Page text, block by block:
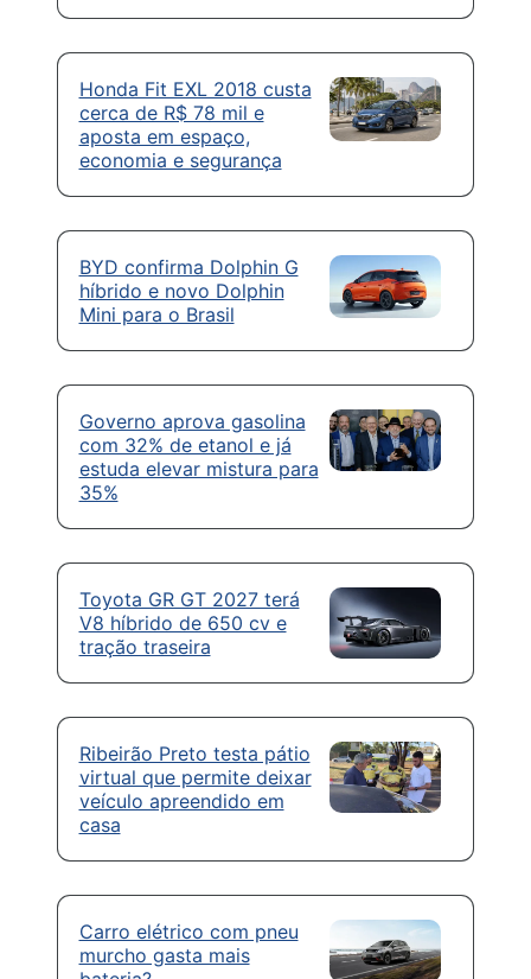
Honda Fit EXL 2018 custa
cerca de R$ 78 mil e
aposta em espaço,
economia e segurança
BYD confirma Dolphin G
híbrido e novo Dolphin
Mini para o Brasil
Governo aprova gasolina
com 32% de etanol e já
estuda elevar mistura para
35%
Toyota GR GT 2027 terá
V8 híbrido de 650 cv e
tração traseira
Ribeirão Preto testa pátio
virtual que permite deixar
veículo apreendido em
casa
Carro elétrico com pneu
murcho gasta mais